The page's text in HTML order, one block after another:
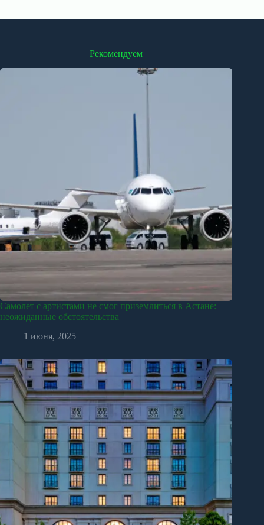
Рекомендуем
Самолет с артистами не смог приземлиться в Астане:
неожиданные обстоятельства
1 июня, 2025